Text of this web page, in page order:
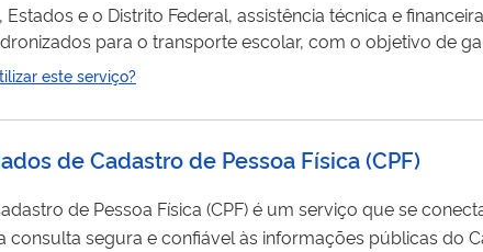
e o Distrito Federal, assistência técnica e
para o transporte escolar, com o objetivo de
e reduzir o índice de evasão escolar, por meio de
este serviço?
de Cadastro de Pessoa Física (CPF)
segura e confiável às informações públicas do Cadastro de Pessoa